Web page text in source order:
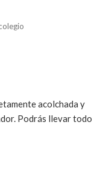
acolchada y
Podrás llevar todo